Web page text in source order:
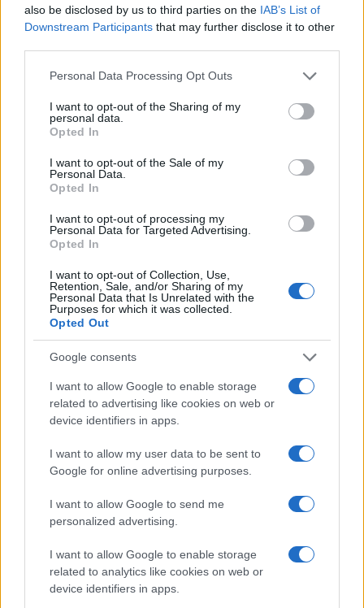
also be disclosed by us to third parties on the IAB’s List of
Downstream Participants that may further disclose it to other
Please note that this website/app uses one or more Google
not limited to your visit or usage behaviour. You may click to
grant or deny consent to Google and its third-party tags to
use your data for below specified purposes in below Google
consent section.
Personal Data Processing Opt Outs
I want to opt-out of the Sharing of my
personal data.
Opted In
I want to opt-out of the Sale of my
Personal Data.
Opted In
I want to opt-out of processing my
Personal Data for Targeted Advertising.
Opted In
I want to opt-out of Collection, Use,
Retention, Sale, and/or Sharing of my
Personal Data that Is Unrelated with the
Purposes for which it was collected.
Opted Out
Google consents
I want to allow Google to enable storage
related to advertising like cookies on web or
device identifiers in apps.
I want to allow my user data to be sent to
Google for online advertising purposes.
I want to allow Google to send me
personalized advertising.
I want to allow Google to enable storage
related to analytics like cookies on web or
device identifiers in apps.
Bocciature scolastiche: i casi giudiziari che hanno
fatto discutere
Marco Tessari · 3 Ago 2026
NEWS
Disastri climatici 2026: incendi, alluvioni e caldo
Marco Tessari · 1 Ago 2026
PIÙ LETTI